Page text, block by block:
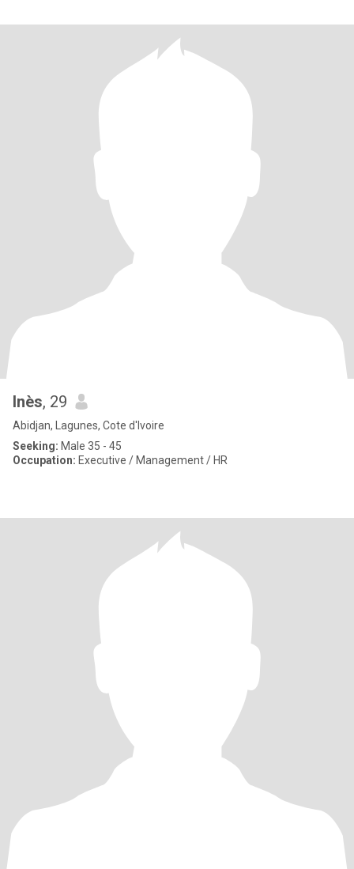
Inès, 29
Abidjan, Lagunes, Cote d'Ivoire
Seeking: Male 35 - 45
Occupation: Executive / Management / HR